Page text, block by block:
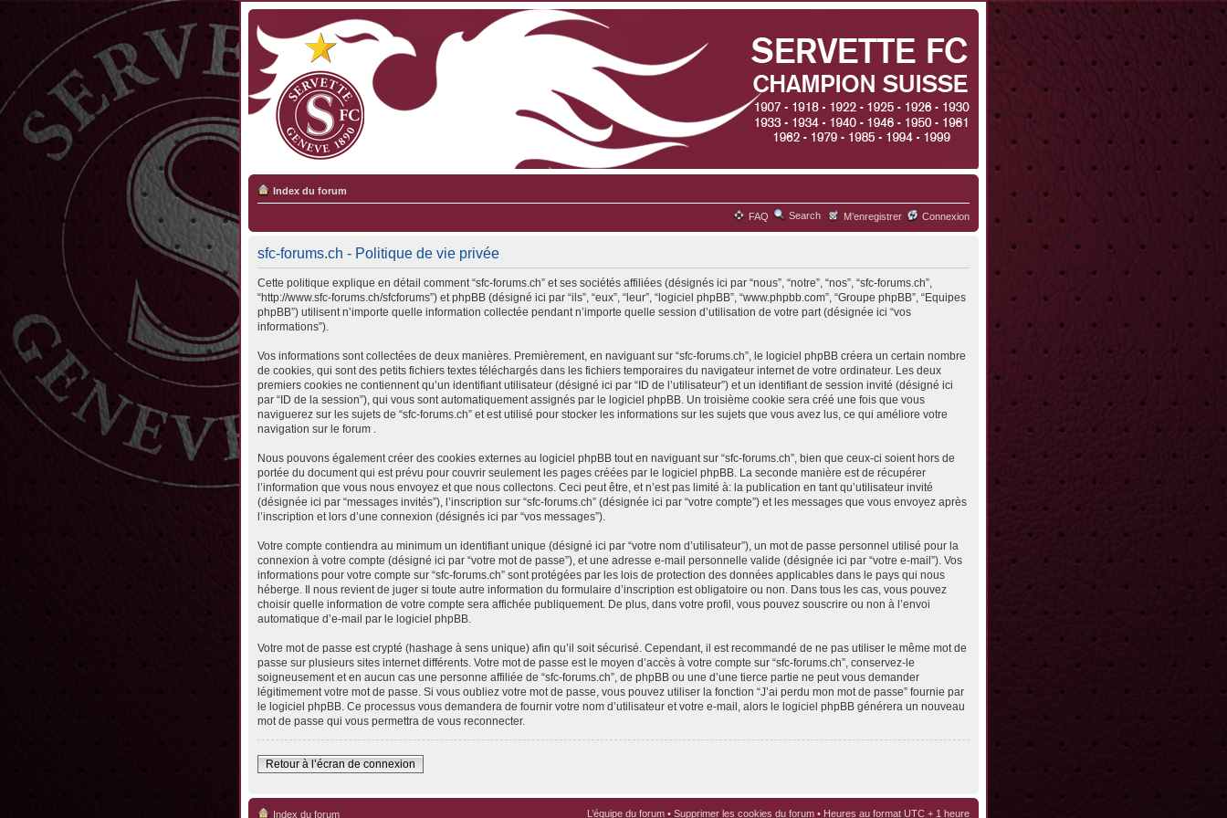
Index du forum
FAQ Search M’enregistrer Connexion
sfc-forums.ch - Politique de vie privée
Cette politique explique en détail comment “sfc-forums.ch” et ses sociétés affiliées (désignés ici par “nous”, “notre”, “nos”, “sfc-forums.ch”,
“http://www.sfc-forums.ch/sfcforums”) et phpBB (désigné ici par “ils”, “eux”, “leur”, “logiciel phpBB”, “www.phpbb.com”, “Groupe phpBB”, “Equipes
phpBB”) utilisent n’importe quelle information collectée pendant n’importe quelle session d’utilisation de votre part (désignée ici “vos
informations”).
Vos informations sont collectées de deux manières. Premièrement, en naviguant sur “sfc-forums.ch”, le logiciel phpBB créera un certain nombre
de cookies, qui sont des petits fichiers textes téléchargés dans les fichiers temporaires du navigateur internet de votre ordinateur. Les deux
premiers cookies ne contiennent qu’un identifiant utilisateur (désigné ici par “ID de l’utilisateur”) et un identifiant de session invité (désigné ici
par “ID de la session”), qui vous sont automatiquement assignés par le logiciel phpBB. Un troisième cookie sera créé une fois que vous
naviguerez sur les sujets de “sfc-forums.ch” et est utilisé pour stocker les informations sur les sujets que vous avez lus, ce qui améliore votre
navigation sur le forum .
Nous pouvons également créer des cookies externes au logiciel phpBB tout en naviguant sur “sfc-forums.ch”, bien que ceux-ci soient hors de
portée du document qui est prévu pour couvrir seulement les pages créées par le logiciel phpBB. La seconde manière est de récupérer
l’information que vous nous envoyez et que nous collectons. Ceci peut être, et n’est pas limité à: la publication en tant qu’utilisateur invité
(désignée ici par “messages invités”), l’inscription sur “sfc-forums.ch” (désignée ici par “votre compte”) et les messages que vous envoyez après
l’inscription et lors d’une connexion (désignés ici par “vos messages”).
Votre compte contiendra au minimum un identifiant unique (désigné ici par “votre nom d’utilisateur”), un mot de passe personnel utilisé pour la
connexion à votre compte (désigné ici par “votre mot de passe”), et une adresse e-mail personnelle valide (désignée ici par “votre e-mail”). Vos
informations pour votre compte sur “sfc-forums.ch” sont protégées par les lois de protection des données applicables dans le pays qui nous
héberge. Il nous revient de juger si toute autre information du formulaire d’inscription est obligatoire ou non. Dans tous les cas, vous pouvez
choisir quelle information de votre compte sera affichée publiquement. De plus, dans votre profil, vous pouvez souscrire ou non à l’envoi
automatique d’e-mail par le logiciel phpBB.
Votre mot de passe est crypté (hashage à sens unique) afin qu’il soit sécurisé. Cependant, il est recommandé de ne pas utiliser le même mot de
passe sur plusieurs sites internet différents. Votre mot de passe est le moyen d’accès à votre compte sur “sfc-forums.ch”, conservez-le
soigneusement et en aucun cas une personne affiliée de “sfc-forums.ch”, de phpBB ou une d’une tierce partie ne peut vous demander
légitimement votre mot de passe. Si vous oubliez votre mot de passe, vous pouvez utiliser la fonction “J’ai perdu mon mot de passe” fournie par
le logiciel phpBB. Ce processus vous demandera de fournir votre nom d’utilisateur et votre e-mail, alors le logiciel phpBB générera un nouveau
mot de passe qui vous permettra de vous reconnecter.
Retour à l’écran de connexion
Index du forum L’équipe du forum • Supprimer les cookies du forum • Heures au format UTC + 1 heure